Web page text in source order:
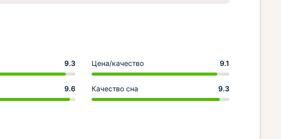
9.3 Цена/качество 9.1
9.6 Качество сна 9.3